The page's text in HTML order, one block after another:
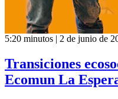
5:20 minutos | 2 de junio de
Transiciones
Ecomun La